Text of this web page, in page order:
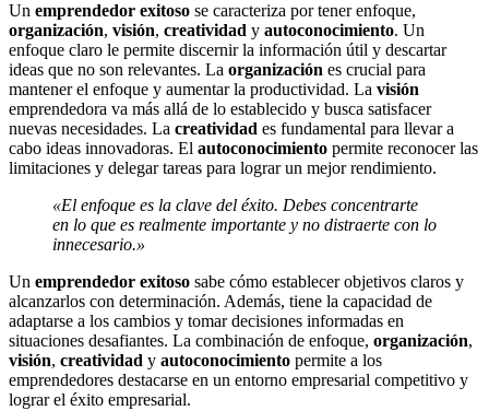
Un emprendedor exitoso se caracteriza por tener enfoque,
organización, visión, creatividad y autoconocimiento. Un
enfoque claro le permite discernir la información útil y descartar
ideas que no son relevantes. La organización es crucial para
mantener el enfoque y aumentar la productividad. La visión
emprendedora va más allá de lo establecido y busca satisfacer
nuevas necesidades. La creatividad es fundamental para llevar a
cabo ideas innovadoras. El autoconocimiento permite reconocer las
limitaciones y delegar tareas para lograr un mejor rendimiento.
«El enfoque es la clave del éxito. Debes concentrarte
en lo que es realmente importante y no distraerte con lo
innecesario.»
Un emprendedor exitoso sabe cómo establecer objetivos claros y
alcanzarlos con determinación. Además, tiene la capacidad de
adaptarse a los cambios y tomar decisiones informadas en
situaciones desafiantes. La combinación de enfoque, organización,
visión, creatividad y autoconocimiento permite a los
emprendedores destacarse en un entorno empresarial competitivo y
lograr el éxito empresarial.